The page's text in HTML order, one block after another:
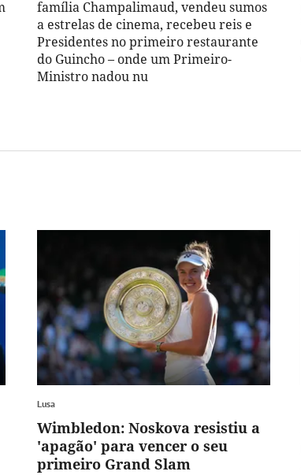
família Champalimaud, vendeu sumos
a estrelas de cinema, recebeu reis e
Presidentes no primeiro restaurante
do Guincho – onde um Primeiro-
Ministro nadou nu
Lusa
Wimbledon: Noskova resistiu a
'apagão' para vencer o seu
primeiro Grand Slam